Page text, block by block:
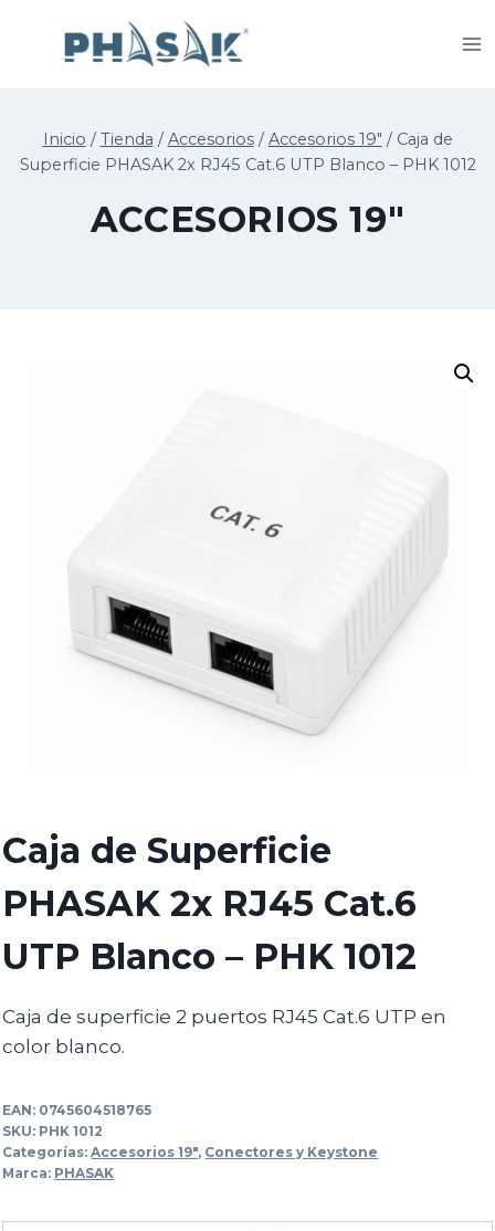
Inicio / Tienda / Accesorios / Accesorios 19" / Caja de
Superficie PHASAK 2x RJ45 Cat.6 UTP Blanco – PHK 1012
ACCESORIOS 19"
Caja de Superficie
PHASAK 2x RJ45 Cat.6
UTP Blanco – PHK 1012
Caja de superficie 2 puertos RJ45 Cat.6 UTP en
color blanco.
EAN: 0745604518765
SKU: PHK 1012
Categorías:Accesorios 19", Conectores y Keystone
Marca: PHASAK